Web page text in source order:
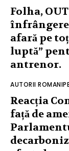
Folha,
afară pe
luptă”
antrenor.
AUTORII
Reacția
față de